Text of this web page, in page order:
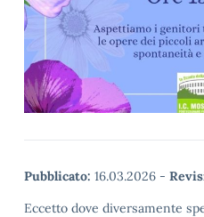
Pubblicato: 16.03.2026 -
Eccetto dove diversamente